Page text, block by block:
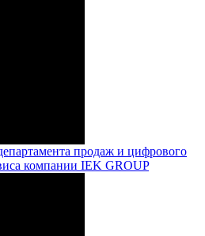
продаж и цифрового
компании IEK GROUP